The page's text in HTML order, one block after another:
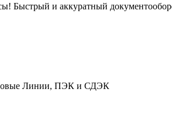
Быстрый и аккуратный
Линии, ПЭК и СДЭК